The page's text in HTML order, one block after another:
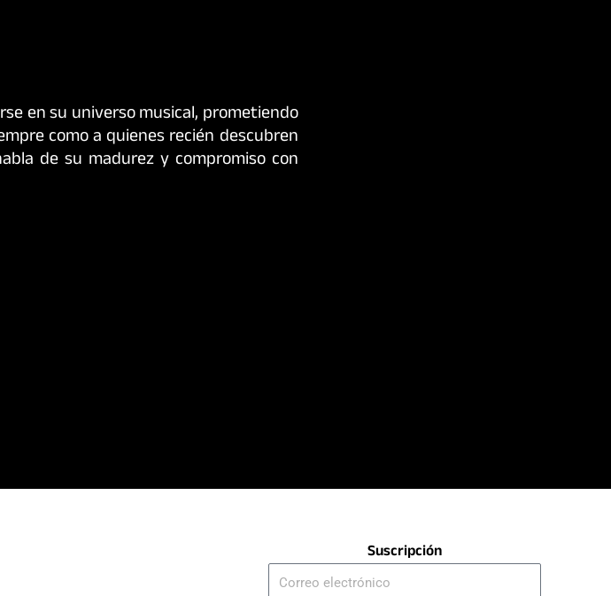
en su universo musical, prometiendo
como a quienes recién descubren
de su madurez y compromiso con
Suscripción